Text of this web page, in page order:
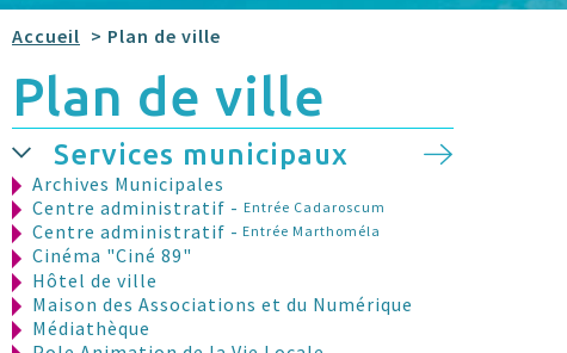
Accueil > Plan de ville
Plan de ville
Services municipaux
Archives Municipales
Centre administratif - Entrée Cadaroscum
Centre administratif - Entrée Marthoméla
Cinéma "Ciné 89"
Hôtel de ville
Maison des Associations et du Numérique
Médiathèque